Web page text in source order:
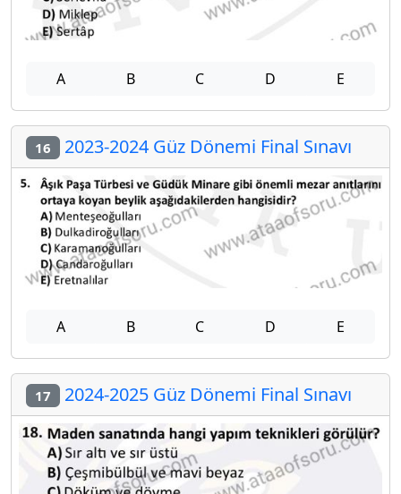
A B C D E
16 2023-2024 Güz Dönemi Final Sınavı
A B C D E
17 2024-2025 Güz Dönemi Final Sınavı